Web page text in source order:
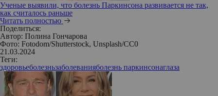
Ученые выявили, что болезнь Паркинсона развивается не так,
как считалось раньше
Читать полностью
Поделиться:
Автор: Полина Гончарова
Фото: Fotodom/Shutterstock, Unsplash/CC0
21.03.2024
Теги:
здоровьеболезньзаболеванияболезнь паркинсонаглаза